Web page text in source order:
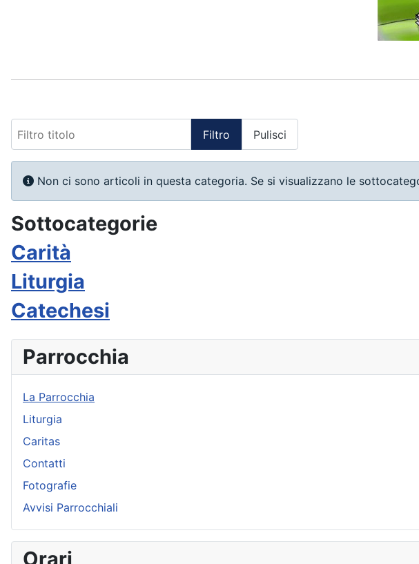
Filtro Pulisci
Info
Non ci sono articoli in questa categoria. Se si visualizzano le
Sottocategorie
Carità
Liturgia
Catechesi
Parrocchia
La Parrocchia
Liturgia
Caritas
Contatti
Fotografie
Avvisi Parrocchiali
Orari